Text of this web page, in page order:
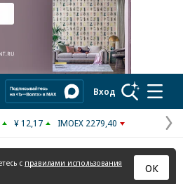
Вход
¥ 12,17 IMOEX 2279,40
с правилами использования
ОК